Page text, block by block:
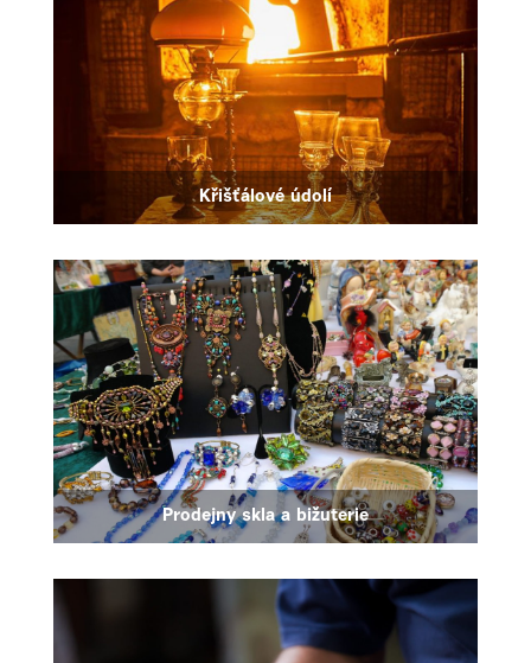
Křišťálové údolí
Prodejny skla a bižuterie